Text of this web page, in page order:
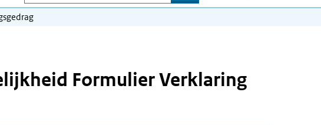
Formulier Verklaring